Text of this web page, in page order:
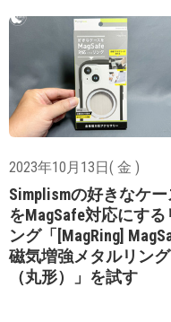
2023年10月13日( 金 )
Simplismの好きなケー
をMagSafe対応にする
ング「[MagRing]
磁気増強メタルリング
（丸形）」を試す